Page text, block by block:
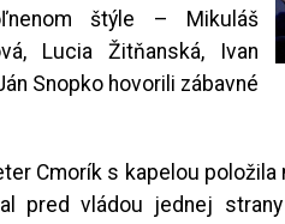
štýle – Mikuláš
Lucia Žitňanská, Ivan
Snopko hovorili zábavné
Cmorík s kapelou
pred vládou jednej